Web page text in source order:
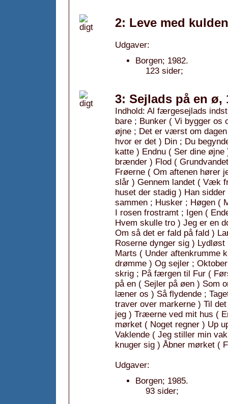
2: Leve med
Udgaver:
Borgen; 1982.
123 sider;
3: Sejlads på en ø,
Indhold: Al færgesejlads
bare ; Bunker ( Vi bygger os
øjne ; Det er værst om
hvor er det ) Din ; Du
katte ) Endnu ( Ser dine
brænder ) Flod (
Frøerne ( Om aftenen hører
slår ) Gennem landet ( Væk
huset der stadig ) Han
sammen ; Husker ; Høgen (
I rosen frostramt ; Igen (
Hvem skulle tro ) Jeg er en
Om så det er fald på fald )
Roserne dynger sig )
Marts ( Under aftenkrumme
drømme ) Og sejler ;
skrig ; På færgen til Fur (
på en ( Sejler på øen ) Som
læner os ) Så flydende ;
traver over markerne ) Til
jeg ) Træerne ved mit hus (
mørket ( Noget regner ) Up
Vaklende ( Jeg stiller min
knuger sig ) Åbner mørket (
Udgaver:
Borgen; 1985.
93 sider;